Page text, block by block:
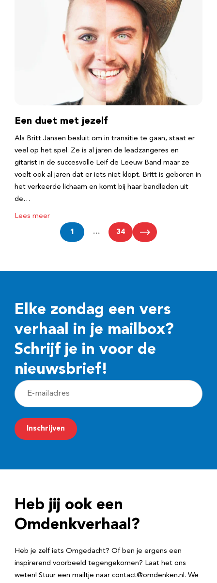
Een duet met jezelf
Als Britt Jansen besluit om in transitie te gaan, staat er
veel op het spel. Ze is al jaren de leadzangeres en
gitarist in de succesvolle Leif de Leeuw Band maar ze
voelt ook al jaren dat er iets niet klopt. Britt is geboren in
het verkeerde lichaam en komt bij haar bandleden uit
de…
Lees meer
1 … 34
Elke zondag een vers
verhaal in je mailbox?
Schrijf je in voor de
nieuwsbrief!
E
-
m
a
r
e
Inschrijven
Heb jij ook een
Omdenkverhaal?
Heb je zelf iets Omgedacht? Of ben je ergens een
inspirerend voorbeeld tegengekomen? Laat het ons
weten! Stuur een mailtje naar contact@omdenken.nl. We